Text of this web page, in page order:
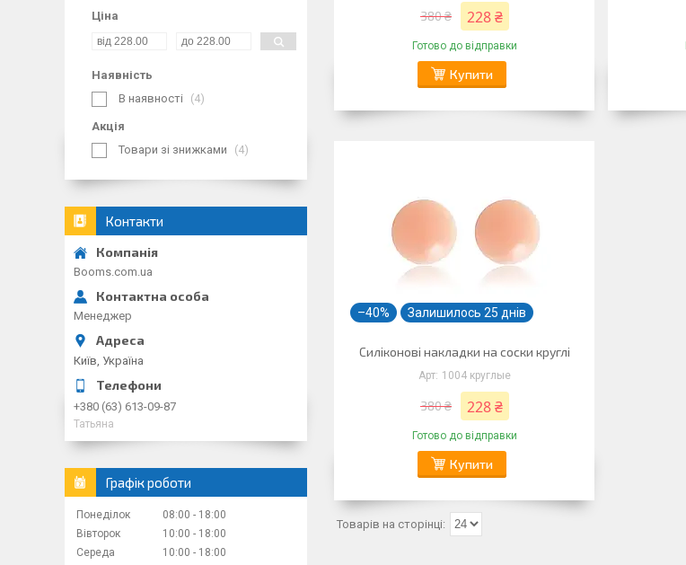
380 ₴ 228 ₴
Готово до відправки
Купити
–40% Залишилось 25 днів
Силіконові накладки на соски круглі
1004 круглые
380 ₴ 228 ₴
Готово до відправки
Купити
Ціна
Наявність
В наявності
4
Акція
Товари зі знижками
4
Контакти
Booms.com.ua
Менеджер
Київ, Україна
+380 (63) 613-09-87
Татьяна
Графік роботи
Понеділок 08:00
18:00
Вівторок
10:00
18:00
Середа
10:00
18:00